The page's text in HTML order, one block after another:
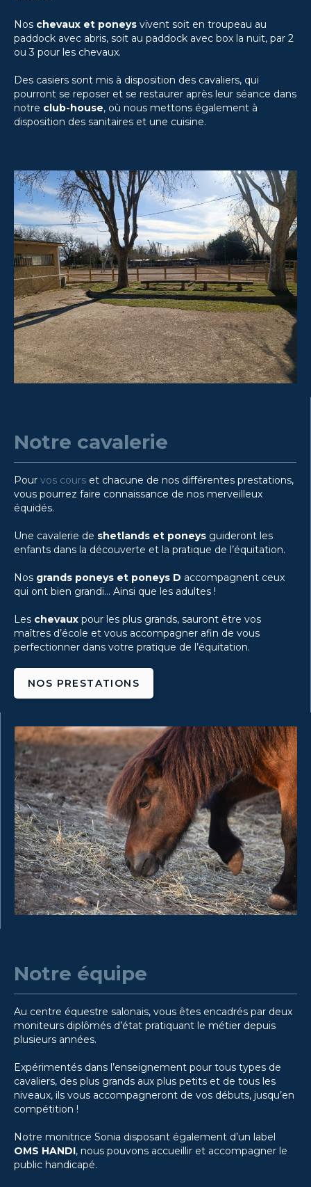
Nos chevaux et poneys vivent soit en troupeau au
paddock avec abris, soit au paddock avec box la nuit, par 2
ou 3 pour les chevaux.
Des casiers sont mis à disposition des cavaliers, qui
pourront se reposer et se restaurer après leur séance dans
notre club-house, où nous mettons également à
disposition des sanitaires et une cuisine.
Notre cavalerie
Pour vos cours et chacune de nos différentes prestations,
vous pourrez faire connaissance de nos merveilleux
équidés.
Une cavalerie de shetlands et poneys guideront les
enfants dans la découverte et la pratique de l’équitation.
Nos grands poneys et poneys D accompagnent ceux
qui ont bien grandi… Ainsi que les adultes !
Les chevaux pour les plus grands, sauront être vos
maîtres d’école et vous accompagner afin de vous
perfectionner dans votre pratique de l’équitation.
NOS PRESTATIONS
Notre équipe
Au centre équestre salonais, vous êtes encadrés par deux
moniteurs diplômés d’état pratiquant le métier depuis
plusieurs années.
Expérimentés dans l’enseignement pour tous types de
cavaliers, des plus grands aux plus petits et de tous les
niveaux, ils vous accompagneront de vos débuts, jusqu’en
compétition !
Notre monitrice Sonia disposant également d’un label
OMS HANDI, nous pouvons accueillir et accompagner le
public handicapé.